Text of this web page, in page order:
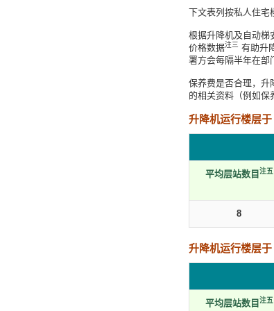
下文表列按私人住宅
根据升降机及自动梯
价格数据注三 有助升
署方会每隔半年在部
保养费是否合理，升
的相关资料（例如保
升降机运行楼层
平均层站数目 注五
8
升降机运行楼层
平均层站数目 注五